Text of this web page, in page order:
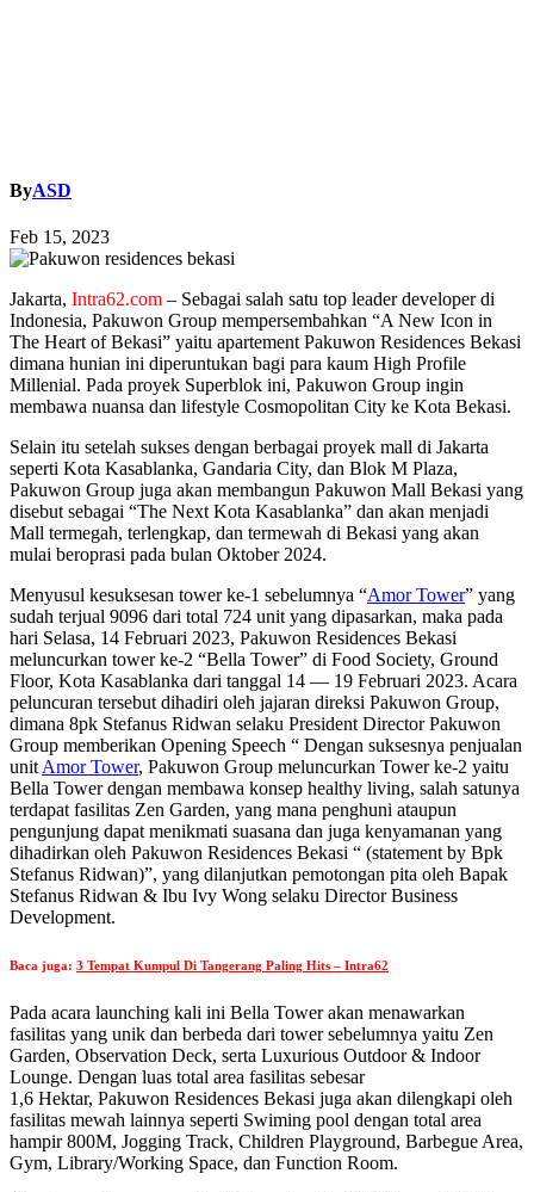
ByASD
Feb 15, 2023
Jakarta, Intra62.com – Sebagai salah satu top leader developer di
Indonesia, Pakuwon Group mempersembahkan “A New Icon in
The Heart of Bekasi” yaitu apartement Pakuwon Residences Bekasi
dimana hunian ini diperuntukan bagi para kaum High Profile
Millenial. Pada proyek Superblok ini, Pakuwon Group ingin
membawa nuansa dan lifestyle Cosmopolitan City ke Kota Bekasi.
Selain itu setelah sukses dengan berbagai proyek mall di Jakarta
seperti Kota Kasablanka, Gandaria City, dan Blok M Plaza,
Pakuwon Group juga akan membangun Pakuwon Mall Bekasi yang
disebut sebagai “The Next Kota Kasablanka” dan akan menjadi
Mall termegah, terlengkap, dan termewah di Bekasi yang akan
mulai beroprasi pada bulan Oktober 2024.
Menyusul kesuksesan tower ke-1 sebelumnya “Amor Tower” yang
sudah terjual 9096 dari total 724 unit yang dipasarkan, maka pada
hari Selasa, 14 Februari 2023, Pakuwon Residences Bekasi
meluncurkan tower ke-2 “Bella Tower” di Food Society, Ground
Floor, Kota Kasablanka dari tanggal 14 — 19 Februari 2023. Acara
peluncuran tersebut dihadiri oleh jajaran direksi Pakuwon Group,
dimana 8pk Stefanus Ridwan selaku President Director Pakuwon
Group memberikan Opening Speech “ Dengan suksesnya penjualan
unitAmor Tower, Pakuwon Group meluncurkan Tower ke-2 yaitu
Bella Tower dengan membawa konsep healthy living, salah satunya
terdapat fasilitas Zen Garden, yang mana penghuni ataupun
pengunjung dapat menikmati suasana dan juga kenyamanan yang
dihadirkan oleh Pakuwon Residences Bekasi “ (statement by Bpk
Stefanus Ridwan)”, yang dilanjutkan pemotongan pita oleh Bapak
Stefanus Ridwan & Ibu Ivy Wong selaku Director Business
Development.
Baca juga: 3 Tempat Kumpul Di Tangerang Paling Hits – Intra62
Pada acara launching kali ini Bella Tower akan menawarkan
fasilitas yang unik dan berbeda dari tower sebelumnya yaitu Zen
Garden, Observation Deck, serta Luxurious Outdoor & Indoor
Lounge. Dengan luas total area fasilitas sebesar
1,6 Hektar, Pakuwon Residences Bekasi juga akan dilengkapi oleh
fasilitas mewah lainnya seperti Swiming pool dengan total area
hampir 800M, Jogging Track, Children Playground, Barbegue Area,
Gym, Library/Working Space, dan Function Room.